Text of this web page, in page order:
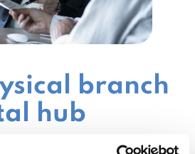
branch
hub
il destino delle filiali? In